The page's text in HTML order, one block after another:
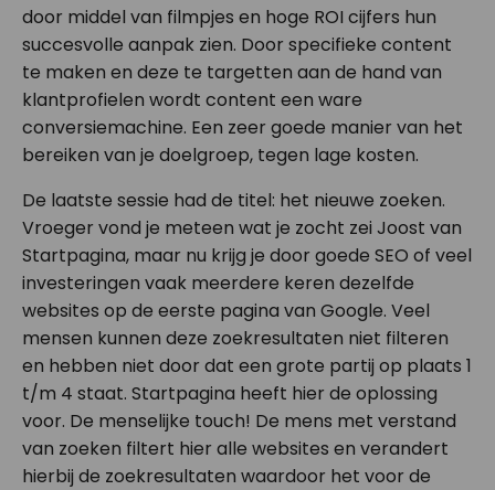
door middel van filmpjes en hoge ROI cijfers hun
succesvolle aanpak zien. Door specifieke content
te maken en deze te targetten aan de hand van
klantprofielen wordt content een ware
conversiemachine. Een zeer goede manier van het
bereiken van je doelgroep, tegen lage kosten.
De laatste sessie had de titel: het nieuwe zoeken.
Vroeger vond je meteen wat je zocht zei Joost van
Startpagina, maar nu krijg je door goede SEO of veel
investeringen vaak meerdere keren dezelfde
websites op de eerste pagina van Google. Veel
mensen kunnen deze zoekresultaten niet filteren
en hebben niet door dat een grote partij op plaats 1
t/m 4 staat. Startpagina heeft hier de oplossing
voor. De menselijke touch! De mens met verstand
van zoeken filtert hier alle websites en verandert
hierbij de zoekresultaten waardoor het voor de